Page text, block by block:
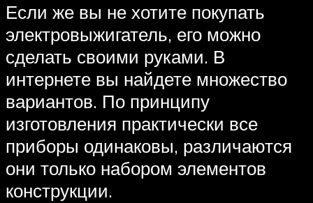
Если же вы не хотите покупать
электровыжигатель, его можно
сделать своими руками. В
интернете вы найдете множество
вариантов. По принципу
изготовления практически все
приборы одинаковы, различаются
они только набором элементов
конструкции.